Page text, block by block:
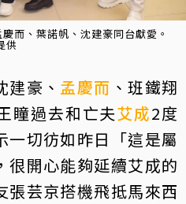
而、葉諾帆、沈建豪同台獻愛。
供
建豪、 孟慶而 、班鐵翔
瞳過去和亡夫艾成2度
一切彷如昨日「這是屬
很開心能夠延續艾成的
張芸京搭機飛抵馬來西